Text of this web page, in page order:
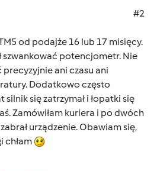
#2
od podajże 16 lub 17 misięcy.
szwankować potencjometr. Nie
ani czasu ani
Dodatkowo często
się zatrzymał i łopatki się
Zamówiłam kuriera i po dwóch
urządzenie. Obawiam się,
chłam